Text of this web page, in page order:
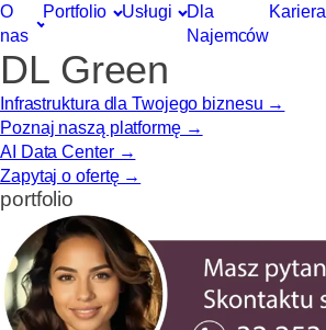
O
nas
Portfolio Usługi
Dla
Najemców
Kariera
DL Green
Infrastruktura dla Twojego biznesu →
Poznaj naszą platformę →
AI Data Center →
Zapytaj o ofertę →
portfolio